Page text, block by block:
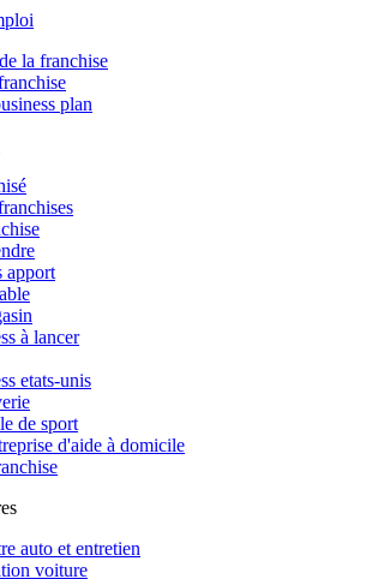
la franchise
plan
apport
à lancer
etats-unis
de sport
d'aide à domicile
auto et entretien
voiture